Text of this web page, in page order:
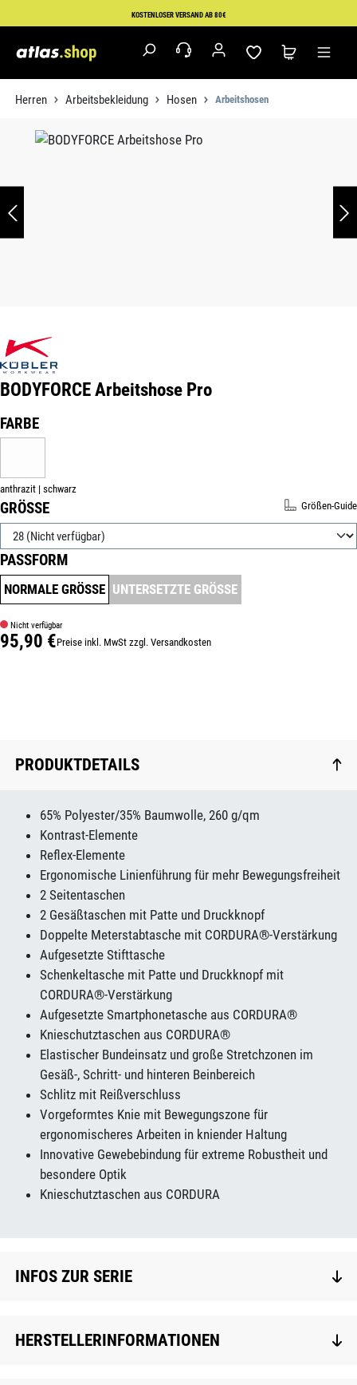
Zum Hauptinhalt springenKOSTENLOSER VERSAND AB 80€
Herren Arbeitsbekleidung Hosen Arbeitshosen
Bildergalerie überspringen
BODYFORCE Arbeitshose Pro
FARBEAUSWÄHLEN
anthrazit | schwarz
GRÖSSE
AUSWÄHLEN Größen-Guide
PASSFORMAUSWÄHLEN
NORMALE GRÖSSE UNTERSETZTE GRÖSSE
Nicht verfügbar
Regulärer Preis:
95,90 €Preise inkl. MwSt zzgl. Versandkosten
Produktnummer:
PRODUKTDETAILS
65% Polyester/35% Baumwolle, 260 g/qm
Kontrast-Elemente
Reflex-Elemente
Ergonomische Linienführung für mehr Bewegungsfreiheit
2 Seitentaschen
2 Gesäßtaschen mit Patte und Druckknopf
Doppelte Meterstabtasche mit CORDURA®-Verstärkung
Aufgesetzte Stifttasche
Schenkeltasche mit Patte und Druckknopf mit
CORDURA®-Verstärkung
Aufgesetzte Smartphonetasche aus CORDURA®
Knieschutztaschen aus CORDURA®
Elastischer Bundeinsatz und große Stretchzonen im
Gesäß-, Schritt- und hinteren Beinbereich
Schlitz mit Reißverschluss
Vorgeformtes Knie mit Bewegungszone für
ergonomischeres Arbeiten in kniender Haltung
Innovative Gewebebindung für extreme Robustheit und
besondere Optik
Knieschutztaschen aus CORDURA
INFOS ZUR SERIE
HERSTELLERINFORMATIONEN